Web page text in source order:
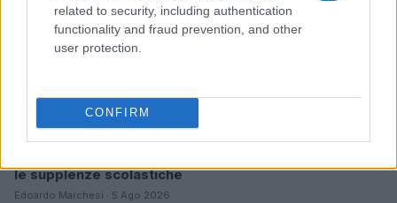
related to security, including authentication
functionality and fraud prevention, and other
user protection.
CONFIRM
le supplenze scolastiche
Edoardo Marchesi · 5 Ago 2026